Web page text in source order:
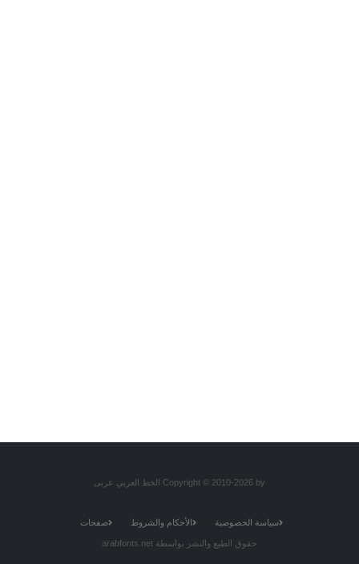
Copyright © 2010-2026 by الخط العربي عربى
سياسة الخصوصية الأحكام والشروط صفحات
حقوق الطبع والنشر بواسطة arabfonts.net